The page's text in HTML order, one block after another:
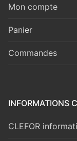
Mon compte
Panier
Commandes
INFORMATIONS
CLEFOR